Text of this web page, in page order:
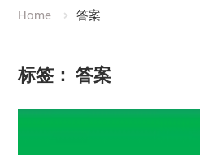
Home 答案
标签： 答案